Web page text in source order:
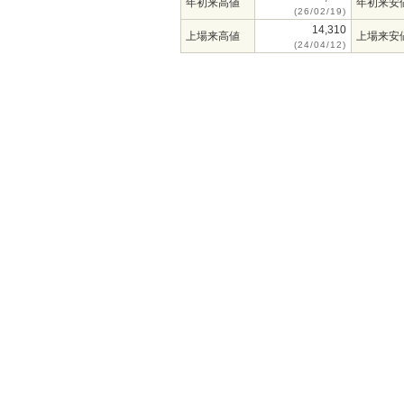
年初来高値
(26/02/19)
年初来安
上場来高値 14,310
(24/04/12)
上場来安